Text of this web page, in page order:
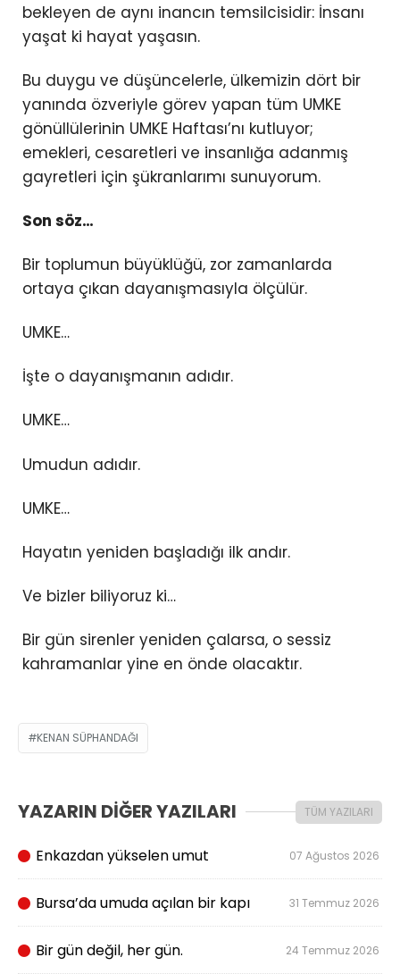
bekleyen de aynı inancın temsilcisidir: İnsanı
yaşat ki hayat yaşasın.
Bu duygu ve düşüncelerle, ülkemizin dört bir
yanında özveriyle görev yapan tüm UMKE
gönüllülerinin UMKE Haftası’nı kutluyor;
emekleri, cesaretleri ve insanlığa adanmış
gayretleri için şükranlarımı sunuyorum.
Son söz…
Bir toplumun büyüklüğü, zor zamanlarda
ortaya çıkan dayanışmasıyla ölçülür.
UMKE…
İşte o dayanışmanın adıdır.
UMKE…
Umudun adıdır.
UMKE…
Hayatın yeniden başladığı ilk andır.
Ve bizler biliyoruz ki…
Bir gün sirenler yeniden çalarsa, o sessiz
kahramanlar yine en önde olacaktır.
KENAN SÜPHANDAĞI
YAZARIN DİĞER YAZILARI TÜM YAZILARI
Enkazdan yükselen umut 07 Ağustos 2026
Bursa’da umuda açılan bir kapı 31 Temmuz 2026
Bir gün değil, her gün. 24 Temmuz 2026